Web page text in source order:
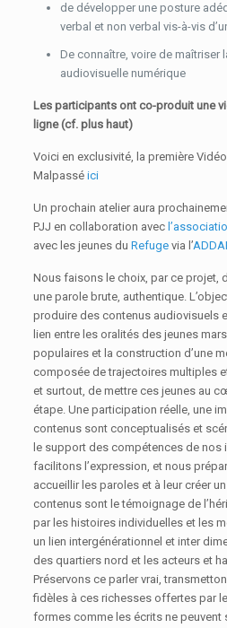
de développer une posture
verbal et non verbal vis-à-vis
De connaître, voire de maîtriser
audiovisuelle numérique
Les participants ont co-produit une
ligne (cf. plus haut)
Voici en exclusivité, la première
Malpasséici
Un prochain atelier aura
PJJ en collaboration avec
avec les jeunes duRefuge via l’
Nous faisons le choix, par ce projet,
une parole brute, authentique.
produire des contenus audiovisuels
lien entre les oralités des jeunes
populaires et la construction d’une
composée de trajectoires multiples
et surtout, de mettre ces jeunes au
étape. Une participation réelle, une
contenus sont conceptualisés et
le support des compétences de nos
facilitons l’expression, et nous
accueillir les paroles et à leur créer
contenus sont le témoignage de
par les histoires individuelles et les
un lien intergénérationnel et inter
des quartiers nord et les acteurs et
Préservons ce parler vrai,
fidèles à ces richesses offertes par
formes comme les écrits ne peuvent